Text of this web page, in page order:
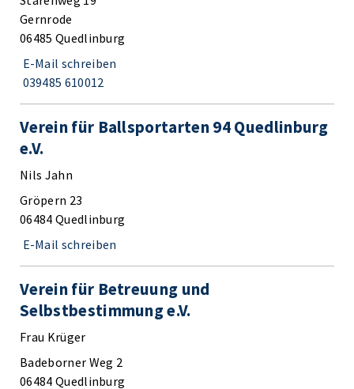
Gernrode
06485 Quedlinburg
E-Mail schreiben
039485 610012
Verein für Ballsportarten 94 Quedlinburg
e.V.
Nils Jahn
Gröpern 23
06484 Quedlinburg
E-Mail schreiben
Verein für Betreuung und
Selbstbestimmung e.V.
Frau Krüger
Badeborner Weg 2
06484 Quedlinburg